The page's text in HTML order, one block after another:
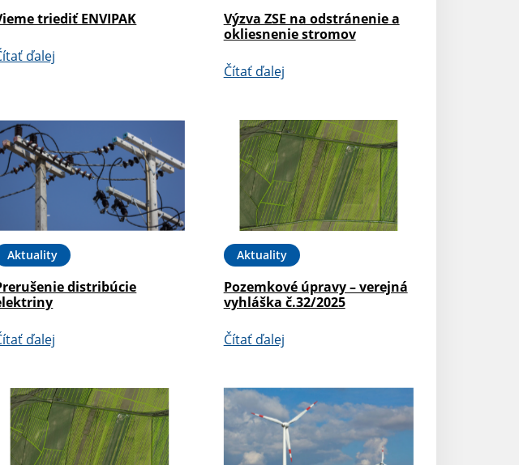
triediť ENVIPAK
ďalej
Výzva ZSE na odstránenie a
okliesnenie stromov
Čítať ďalej
Aktuality
distribúcie
ďalej
Aktuality
Pozemkové úpravy – verejná
vyhláška č.32/2025
Čítať ďalej